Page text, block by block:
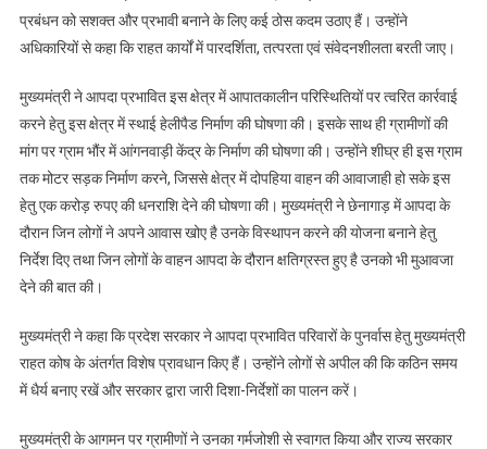
प्रबंधन को सशक्त और प्रभावी बनाने के लिए कई ठोस कदम उठाए हैं। उन्होंने
अधिकारियों से कहा कि राहत कार्यों में पारदर्शिता, तत्परता एवं संवेदनशीलता बरती जाए।
मुख्यमंत्री ने आपदा प्रभावित इस क्षेत्र में आपातकालीन परिस्थितियों पर त्वरित कार्रवाई
करने हेतु इस क्षेत्र में स्थाई हेलीपैड निर्माण की घोषणा की। इसके साथ ही ग्रामीणों की
मांग पर ग्राम भौंर में आंगनवाड़ी केंद्र के निर्माण की घोषणा की। उन्होंने शीघ्र ही इस ग्राम
तक मोटर सड़क निर्माण करने, जिससे क्षेत्र में दोपहिया वाहन की आवाजाही हो सके इस
हेतु एक करोड़ रुपए की धनराशि देने की घोषणा की। मुख्यमंत्री ने छेनागाड़ में आपदा के
दौरान जिन लोगों ने अपने आवास खोए है उनके विस्थापन करने की योजना बनाने हेतु
निर्देश दिए तथा जिन लोगों के वाहन आपदा के दौरान क्षतिग्रस्त हुए है उनको भी मुआवजा
देने की बात की।
मुख्यमंत्री ने कहा कि प्रदेश सरकार ने आपदा प्रभावित परिवारों के पुनर्वास हेतु मुख्यमंत्री
राहत कोष के अंतर्गत विशेष प्रावधान किए हैं। उन्होंने लोगों से अपील की कि कठिन समय
में धैर्य बनाए रखें और सरकार द्वारा जारी दिशा-निर्देशों का पालन करें।
मुख्यमंत्री के आगमन पर ग्रामीणों ने उनका गर्मजोशी से स्वागत किया और राज्य सरकार